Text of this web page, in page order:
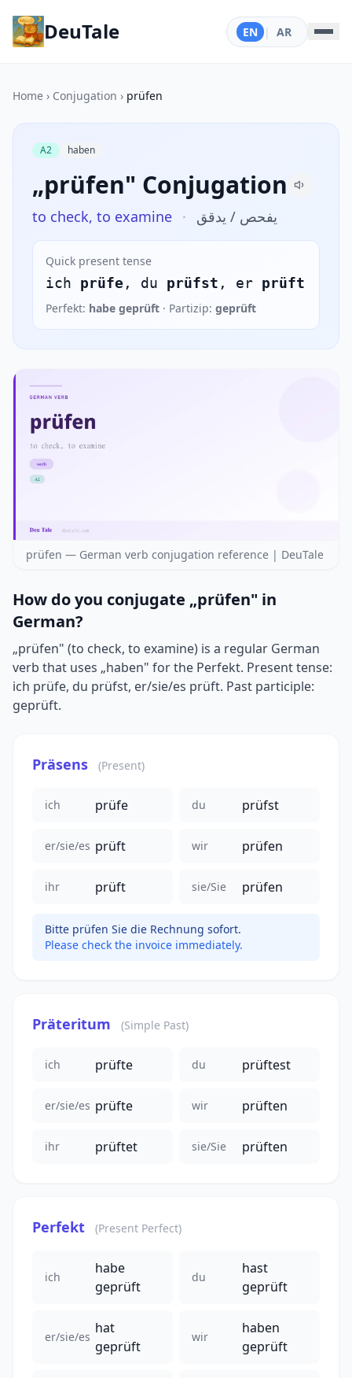
DeuTale EN | AR
Home › Conjugation › prüfen
A2 haben
„prüfen" Conjugation
to check, to examine · يفحص / يدقق
Quick present tense
ich prüfe , du prüfst , er prüft
Perfekt: habe geprüft · Partizip: geprüft
prüfen — German verb conjugation reference | DeuTale
How do you conjugate „prüfen" in
German?
„prüfen" (to check, to examine) is a regular German
verb that uses „haben" for the Perfekt. Present tense:
ich prüfe, du prüfst, er/sie/es prüft. Past participle:
geprüft.
Präsens (Present)
ich prüfe du prüfst
er/sie/es prüft wir prüfen
ihr prüft sie/Sie prüfen
Bitte prüfen Sie die Rechnung sofort.
Please check the invoice immediately.
Präteritum (Simple Past)
ich prüfte du prüftest
er/sie/es prüfte wir prüften
ihr prüftet sie/Sie prüften
Perfekt (Present Perfect)
ich
habe
geprüft
du
hast
geprüft
er/sie/es
hat
geprüft
wir
haben
geprüft